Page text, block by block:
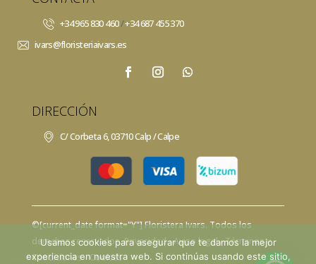
+34 965 830 460/+34 687 455 370
ivars@floristeriaivars.es
DIRECCIÓN
C/ Corbeta 6, 03710 Calp / Calpe
©[current_date format="Y"] Floristera Ivars. Todos los
derechos reservados.Privacidad- Aviso legal -Términos y
Condiciones -Cookies
Usamos cookies para asegurar que te damos la mejor
experiencia en nuestra web. Si continúas usando este sitio,